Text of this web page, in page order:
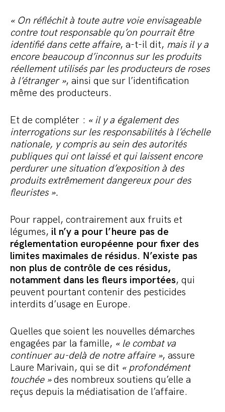
« On réfléchit à toute autre voie envisageable
contre tout responsable qu’on pourrait être
identifié dans cette affaire, a-t-il dit, mais il y a
encore beaucoup d’inconnus sur les produits
réellement utilisés par les producteurs de roses
à l’étranger », ainsi que sur l’identification
même des producteurs.
Et de compléter : « il y a également des
interrogations sur les responsabilités à l’échelle
nationale, y compris au sein des autorités
publiques qui ont laissé et qui laissent encore
perdurer une situation d’exposition à des
produits extrêmement dangereux pour des
fleuristes ».
Pour rappel, contrairement aux fruits et
légumes, il n’y a pour l’heure pas de
réglementation européenne pour fixer des
limites maximales de résidus. N’existe pas
non plus de contrôle de ces résidus,
notamment dans les fleurs importées, qui
peuvent pourtant contenir des pesticides
interdits d’usage en Europe.
Quelles que soient les nouvelles démarches
engagées par la famille, « le combat va
continuer au-delà de notre affaire », assure
Laure Marivain, qui se dit « profondément
touchée »des nombreux soutiens qu’elle a
reçus depuis la médiatisation de l’affaire.